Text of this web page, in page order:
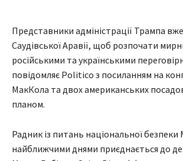
Представники адміністрації Трампа
Саудівської Аравії, щоб розпочати
російськими та українськими
повідомляє Politico з посиланням на
МакКола та двох американських
планом.
Радник із питань національної
найближчими днями приєднається до